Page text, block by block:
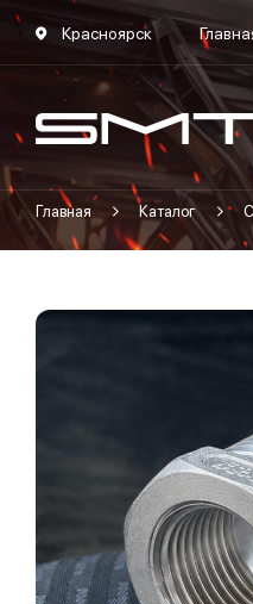
Красноярск
Главная Каталог